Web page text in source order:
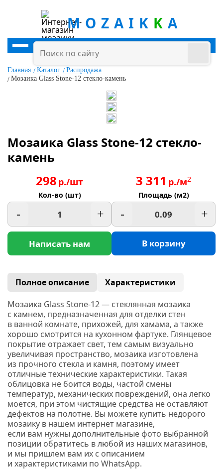
MOZAIK K A
Главная Каталог
Распродажа
Мозаика Glass Stone-12 стекло-камень
Мозаика Glass Stone-12 стекло-
камень
298 р./шт
Кол-во (шт)
- +
Написать нам
3 311 р./м2
Площадь (м2)
- +
В корзину
Полное описание
Характеристики
Мозаика Glass Stone-12 — стеклянная мозаика
с камнем, предназначенная для отделки стен
в ванной комнате, прихожей, для хамама, а также
хорошо смотрится на кухонном фартуке. Глянцевое
покрытие отражает свет, тем самым визуально
увеличивая пространство, мозаика изготовлена
из прочного стекла и камня, поэтому имеет
отличные технические характеристики. Такая
облицовка не боится воды, частой смены
температур, механических повреждений, она легко
моется, при этом чистящие средства не оставляют
дефектов на полотне. Вы можете купить недорого
мозаику в нашем интернет магазине,
если вам нужны дополнительные фото выбранной
позиции обратитесь в любой из наших магазинов,
и мы пришлем вам их с описанием
и характеристиками по WhatsApp.